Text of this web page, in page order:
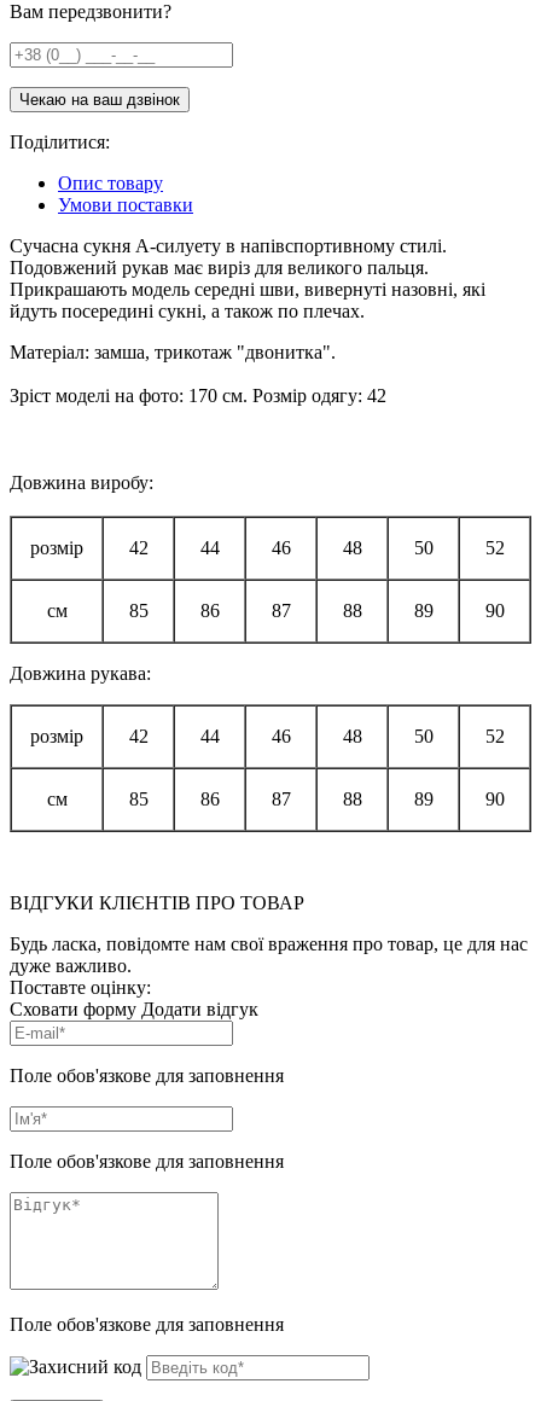
Вам передзвонити?
Поділитися:
Опис товару
Умови поставки
Сучасна сукня А-силуету в напівспортивному стилі.
Подовжений рукав має виріз для великого пальця.
Прикрашають модель середні шви, вивернуті назовні, які
йдуть посередині сукні, а також по плечах.
Матеріал: замша, трикотаж "двонитка".
Зріст моделі на фото: 170 см. Розмір одягу: 42
Довжина виробу:
розмір 42 44 46 48 50 52
см 85 86 87 88 89 90
Довжина рукава:
розмір 42 44 46 48 50 52
см 85 86 87 88 89 90
ВІДГУКИ КЛІЄНТІВ ПРО ТОВАР
Будь ласка, повідомте нам свої враження про товар, це для нас
дуже важливо.
Поставте оцінку:
Сховати форму Додати відгук
Поле обов'язкове для заповнення
Поле обов'язкове для заповнення
Поле обов'язкове для заповнення